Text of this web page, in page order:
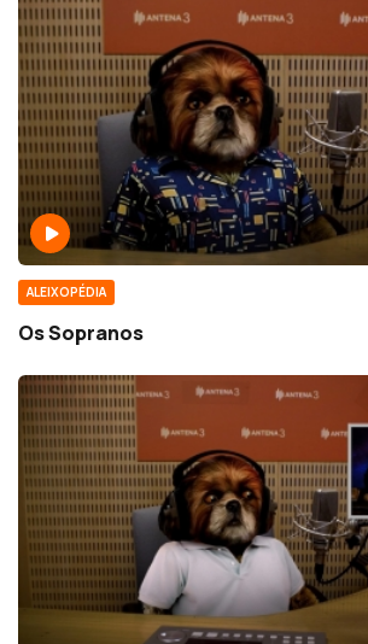
ALEIXOPÉDIA
Os Sopranos